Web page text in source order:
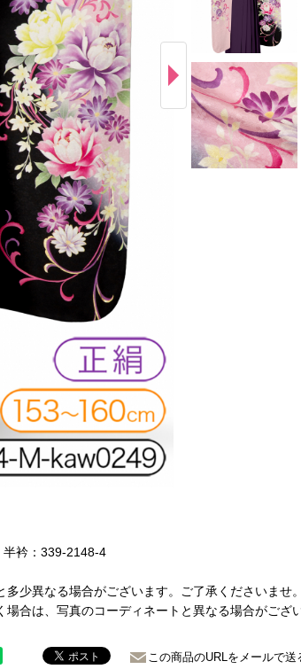
衿：339-2148-4
少異なる場合がございます。ご了承くださいませ。
合は、写真のコーディネートと異なる場合がござい
この商品のURLをメールで送